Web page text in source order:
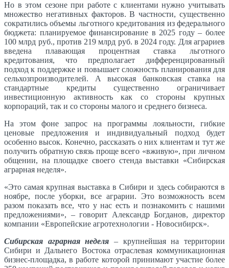
Но в этом сезоне при работе с клиентами нужно учитывать
множество негативных факторов. В частности, существенно
сократились объемы льготного кредитования из федерального
бюджета: планируемое финансирование в 2025 году – более
100 млрд руб., против 219 млрд руб. в 2024 году. Для аграриев
введена плавающая процентная ставка льготного
кредитования, что предполагает дифференцированный
подход к поддержке и повышает сложность планирования для
сельхозпроизводителей. А высокая банковская ставка на
стандартные кредиты существенно ограничивает
инвестиционную активность как со стороны крупных
корпораций, так и со стороны малого и среднего бизнеса.
На этом фоне запрос на программы лояльности, гибкие
ценовые предложения и индивидуальный подход будет
особенно высок. Конечно, рассказать о них клиентам и тут же
получить обратную связь проще всего «вживую», при личном
общении, на площадке своего стенда выставки «Сибирская
аграрная неделя».
«Это самая крупная выставка в Сибири и здесь собираются в
ноябре, после уборки, все аграрии. Это возможность всем
разом показать все, что у нас есть и познакомить с нашими
предложениями», – говорит Александр Богданов, директор
компании «Европейские агротехнологии - Новосибирск».
Сибирская аграрная неделя – крупнейшая на территории
Сибири и Дальнего Востока отраслевая коммуникационная
бизнес-площадка, в работе которой принимают участие более